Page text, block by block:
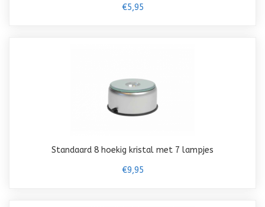
€5,95
Standaard 8 hoekig kristal met 7 lampjes
€9,95